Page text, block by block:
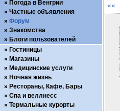
««
Погода в Венгрии
Частные объявления
Форум
Знакомства
Блоги пользователей
Гостиницы
Магазины
Медицинские услуги
Ночная жизнь
Рестораны, Кафе, Бары
Спа и веллнесс
Термальные курорты